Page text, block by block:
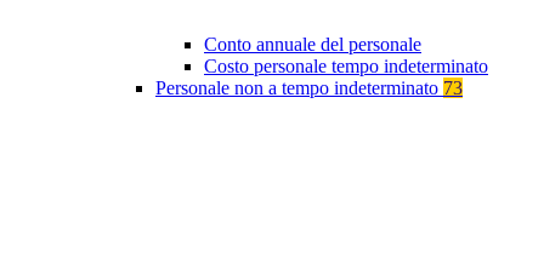
Conto annuale del personale
Costo personale tempo indeterminato
Personale non a tempo indeterminato 73